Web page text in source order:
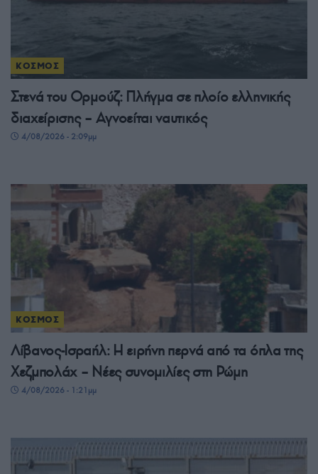
ΚΟΣΜΟΣ
Στενά του Ορμούζ: Πλήγμα σε πλοίο ελληνικής
διαχείρισης – Αγνοείται ναυτικός
4/08/2026 - 2:09μμ
ΚΟΣΜΟΣ
Λίβανος-Ισραήλ: Η ειρήνη περνά από τα όπλα της
Χεζμπολάχ – Νέες συνομιλίες στη Ρώμη
4/08/2026 - 1:21μμ